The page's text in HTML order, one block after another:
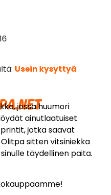
jossa huumori
ainutlaatuiset
jotka saavat
sitten vitsiniekka
täydellinen paita.
Usein kysyttyä